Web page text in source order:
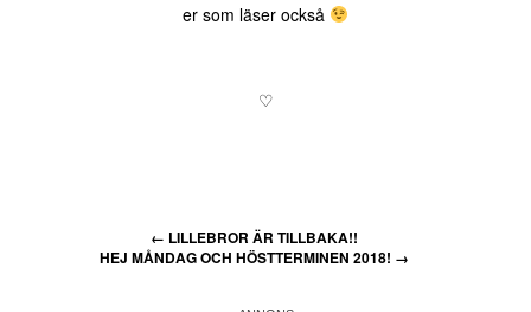
er som läser också
♡
← LILLEBROR ÄR TILLBAKA!!
HEJ MÅNDAG OCH HÖSTTERMINEN 2018! →